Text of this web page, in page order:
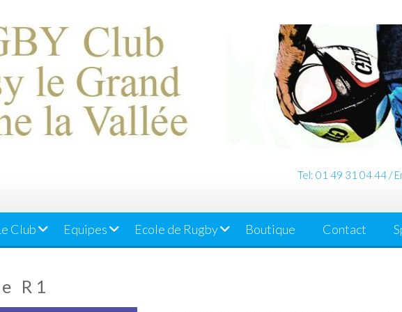
Tel: 01 49 31 04 44 /
Club Equipes Ecole de Rugby Boutique Contact
R1